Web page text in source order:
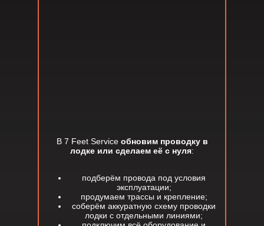
В 7 Feet Service обновим проводку в
лодке или сделаем её с нуля:
подберём провода под условия
эксплуатации;
продумаем трассы и крепление;
соберём аккуратную схему проводки
лодки с отдельными линиями;